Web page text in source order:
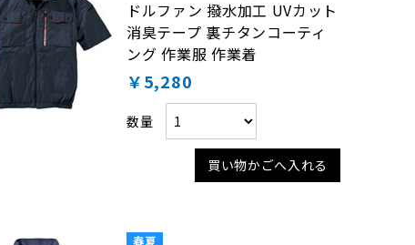
ドルファン 撥水加工 UVカット
消臭テープ 裏チタンコーティ
ング 作業服 作業着
￥5,280
数量
買い物かごへ入れる